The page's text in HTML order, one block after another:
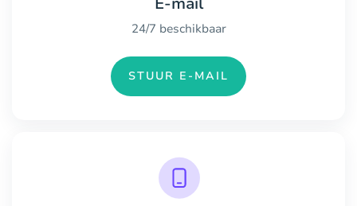
24/7 beschikbaar
STUUR E-MAIL